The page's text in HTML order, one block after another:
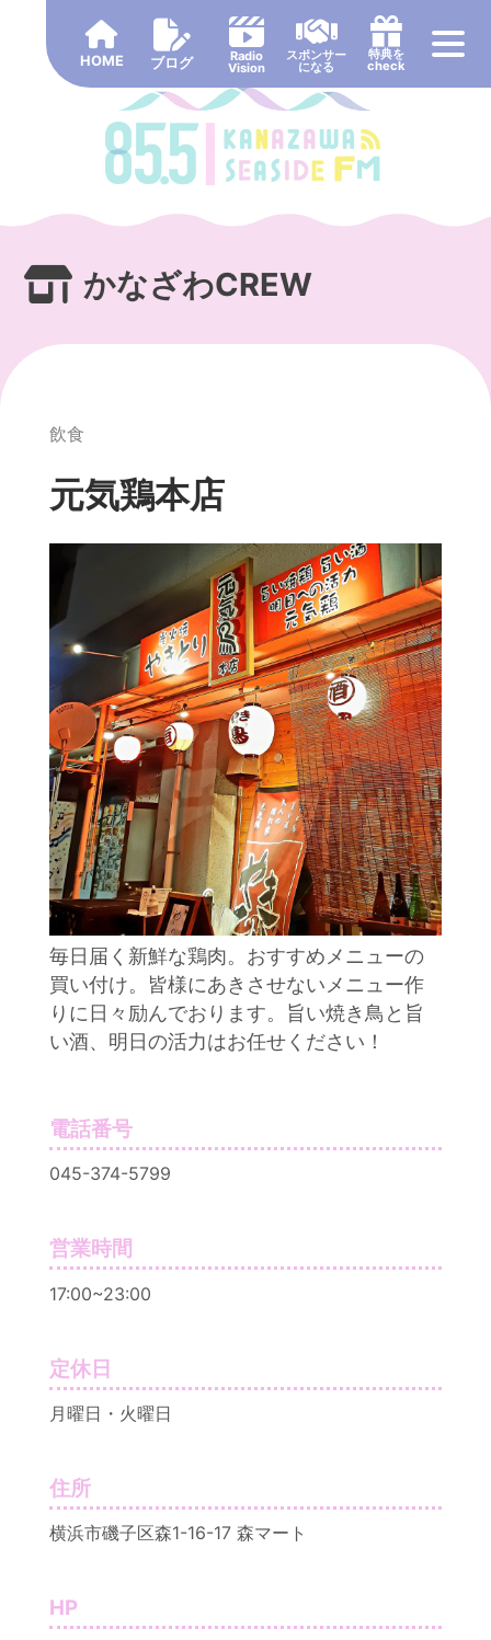
content
HOME ブログ Radio
Vision
スポンサー
になる
特典を
check
かなざわCREW
飲食
元気鶏本店
毎日届く新鮮な鶏肉。おすすめメニューの
買い付け。皆様にあきさせないメニュー作
りに日々励んでおります。旨い焼き鳥と旨
い酒、明日の活力はお任せください！
電話番号
045-374-5799
営業時間
17:00~23:00
定休日
月曜日・火曜日
住所
横浜市磯子区森1-16-17 森マート
HP